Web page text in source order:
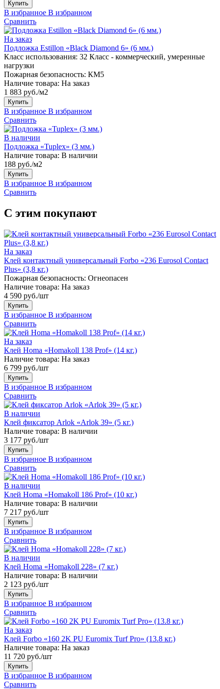
Купить
В избранное В избранном
Сравнить
На заказ
Подложка Estillon «Black Diamond 6» (6 мм.)
Класс использования: 32 Класс - коммерческий, умеренные
нагрузки
Пожарная безопасность: КМ5
Наличие товара: На заказ
1 883 руб./м2
Купить
В избранное В избранном
Сравнить
В наличии
Подложка «Tuplex» (3 мм.)
Наличие товара: В наличии
188 руб./м2
Купить
В избранное В избранном
Сравнить
С этим покупают
На заказ
Клей контактный универсальный Forbo «236 Eurosol Contact
Plus» (3,8 кг.)
Пожарная безопасность: Огнеопасен
Наличие товара: На заказ
4 590 руб./шт
Купить
В избранное В избранном
Сравнить
На заказ
Клей Homa «Homakoll 138 Prof» (14 кг.)
Наличие товара: На заказ
6 799 руб./шт
Купить
В избранное В избранном
Сравнить
В наличии
Клей фиксатор Arlok «Arlok 39» (5 кг.)
Наличие товара: В наличии
3 177 руб./шт
Купить
В избранное В избранном
Сравнить
В наличии
Клей Homa «Homakoll 186 Prof» (10 кг.)
Наличие товара: В наличии
7 217 руб./шт
Купить
В избранное В избранном
Сравнить
В наличии
Клей Homa «Homakoll 228» (7 кг.)
Наличие товара: В наличии
2 123 руб./шт
Купить
В избранное В избранном
Сравнить
На заказ
Клей Forbo «160 2K PU Euromix Turf Pro» (13.8 кг.)
Наличие товара: На заказ
11 720 руб./шт
Купить
В избранное В избранном
Сравнить